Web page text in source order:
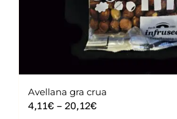
del
producte
Avellana gra crua
4,11€ – 20,12€